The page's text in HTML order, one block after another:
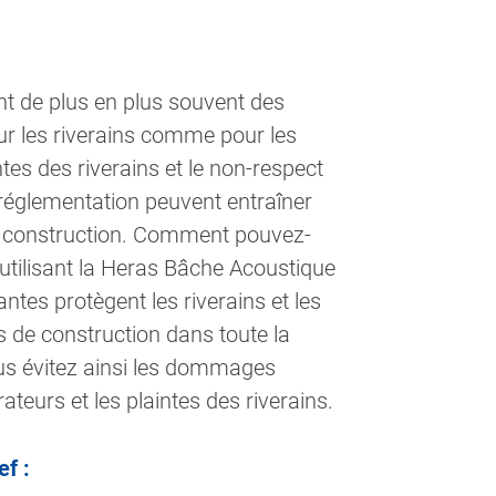
de plus en plus souvent des
les riverains comme pour les
des riverains et le non-respect
peuvent entraîner
Comment pouvez-
la Heras Bâche Acoustique
protègent les riverains et les
de construction dans toute la
évitez ainsi les dommages
et les plaintes des riverains.
: